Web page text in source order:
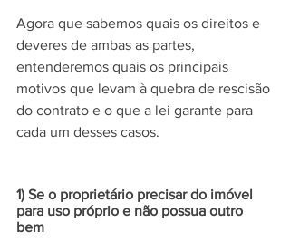
Agora que sabemos quais os direitos e
deveres de ambas as partes,
entenderemos quais os principais
motivos que levam à quebra de rescisão
do contrato e o que a lei garante para
cada um desses casos.
1) Se o proprietário precisar do imóvel
para uso próprio e não possua outro
bem